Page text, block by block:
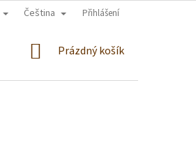
Čeština Přihlášení
NÁKUPNÍ
Prázdný košík